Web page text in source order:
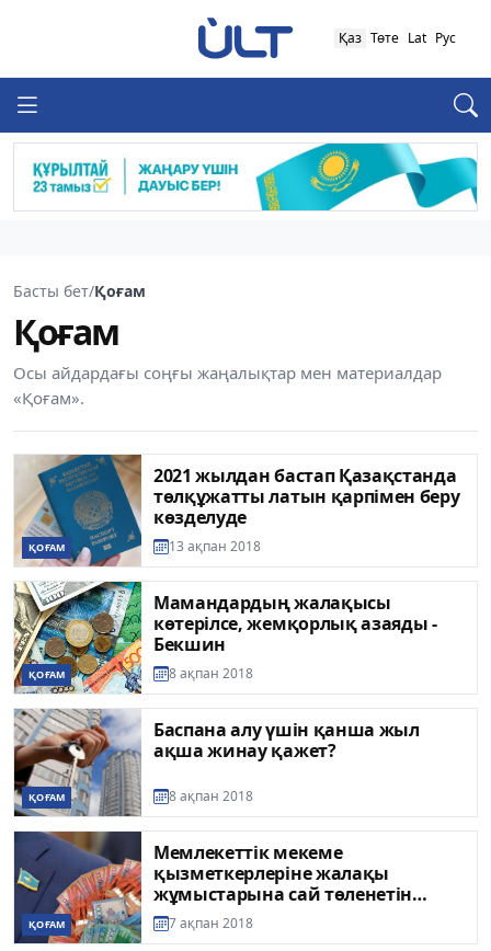
Қаз Төте Lat Рус
Басты бет/Қоғам
Қоғам
Осы айдардағы соңғы жаңалықтар мен материалдар
«Қоғам».
ҚОҒАМ
2021 жылдан бастап Қазақстанда
төлқұжатты латын қарпімен беру
көзделуде
13 ақпан 2018
ҚОҒАМ
Мамандардың жалақысы
көтерілсе, жемқорлық азаяды -
Бекшин
8 ақпан 2018
ҚОҒАМ
Баспана алу үшін қанша жыл
ақша жинау қажет?
8 ақпан 2018
ҚОҒАМ
Мемлекеттік мекеме
қызметкерлеріне жалақы
жұмыстарына сай төленетін
болды
7 ақпан 2018